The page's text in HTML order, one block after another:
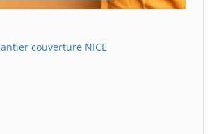
couverture NICE